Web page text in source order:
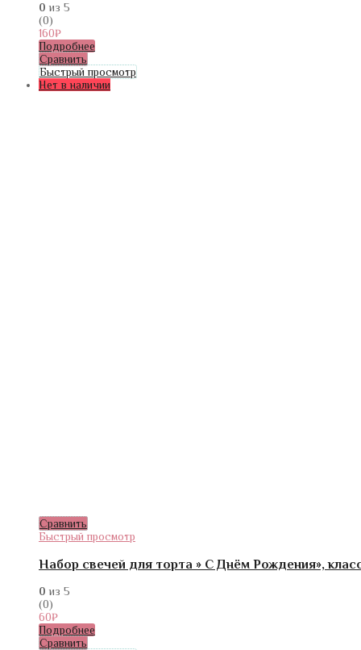
0 из 5
(0)
160₽
Подробнее
Сравнить
Быстрый просмотр
Нет в наличии
Сравнить
Быстрый просмотр
Набор свечей для торта » С Днём Рождения»,
0 из 5
(0)
60₽
Подробнее
Сравнить